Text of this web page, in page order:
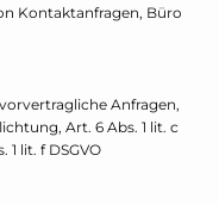
Kontaktanfragen, Büro
Anfragen,
Art. 6 Abs. 1 lit. c
1 lit. f DSGVO